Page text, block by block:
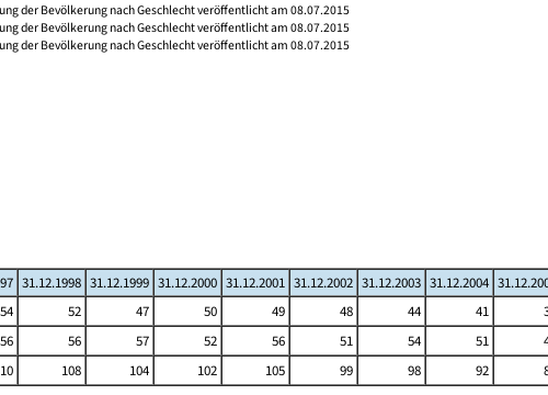
der Bevölkerung nach Geschlecht veröffentlicht am 08.07.2015
der Bevölkerung nach Geschlecht veröffentlicht am 08.07.2015
der Bevölkerung nach Geschlecht veröffentlicht am 08.07.2015
31.12.1998 31.12.1999 31.12.2000 31.12.2001 31.12.2002 31.12.2003 31.12.2004
54 52 47 50 49 48 44 41
56 56 57 52 56 51 54 51
108 104 102 105 99 98 92